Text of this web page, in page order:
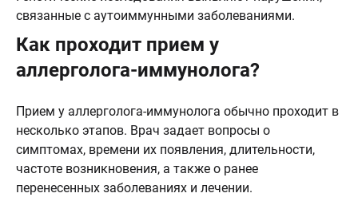
связанные с аутоиммунными заболеваниями.
Как проходит прием у
аллерголога-иммунолога?
Прием у аллерголога-иммунолога обычно проходит в
несколько этапов. Врач задает вопросы о
симптомах, времени их появления, длительности,
частоте возникновения, а также о ранее
перенесенных заболеваниях и лечении.